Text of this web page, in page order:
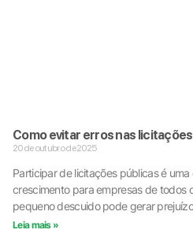
Como evitar erros nas
20 de outubro de 2025
Participar de licitações públicas é
crescimento para empresas de todos
pequeno descuido pode gerar
Leia mais »